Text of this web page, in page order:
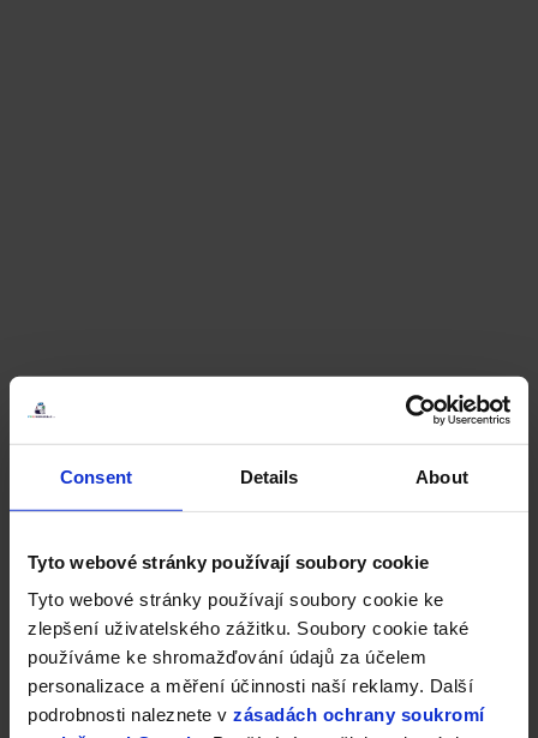
Consent Details About
Tyto webové stránky používají soubory cookie
Tyto webové stránky používají soubory cookie ke
zlepšení uživatelského zážitku. Soubory cookie také
používáme ke shromažďování údajů za účelem
personalizace a měření účinnosti naší reklamy. Další
podrobnosti naleznete v zásadách ochrany soukromí